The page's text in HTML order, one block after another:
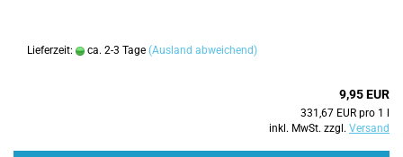
Lieferzeit: ca. 2-3 Tage (Ausland abweichend)
9,95 EUR
331,67 EUR pro 1 l
inkl. MwSt. zzgl. Versand